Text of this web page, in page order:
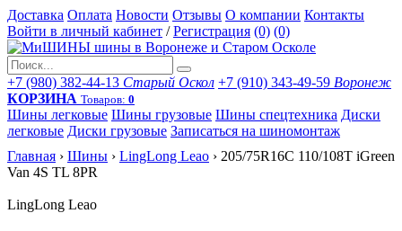
Доставка Оплата Новости Отзывы О компании Контакты
Войти в личный кабинет / Регистрация (0) (0)
+7 (980) 382-44-13 Старый Оскол +7 (910) 343-49-59 Воронеж
КОРЗИНА Товаров: 0
Шины легковые Шины грузовые Шины спецтехника Диски
легковые Диски грузовые Записаться на шиномонтаж
Главная › Шины › LingLong Leao › 205/75R16C 110/108T iGreen
Van 4S TL 8PR
LingLong Leao